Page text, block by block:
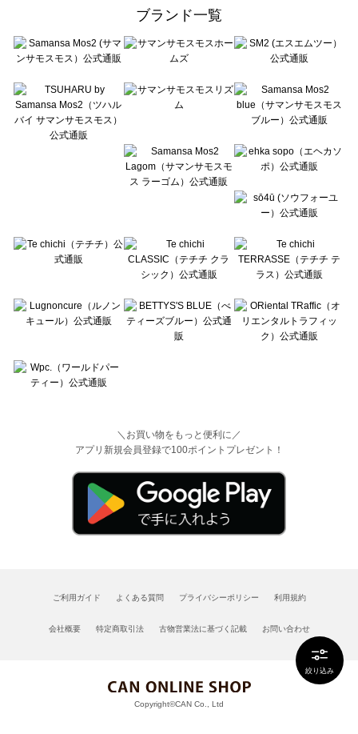
絞り込み
sō4ū（ソウフォーユー）の雑貨一覧
Te chichi（テチチ）の雑貨一覧
Te chichi CLASSIC（テチチ クラシック）の雑貨一覧
Lugnoncure（ルノンキュール）の雑貨一覧
BETTY'S BLUE（べティーズブルー）の雑貨一覧
Wpc.（ワールドパーティー）の雑貨一覧
ブランド一覧
＼お買い物をもっと便利に／
アプリ新規会員登録で100ポイントプレゼント！
ご利用ガイド よくある質問 プライバシーポリシー 利用規約
会社概要 特定商取引法 古物営業法に基づく記載 お問い合わせ
Copyright©CAN Co., Ltd